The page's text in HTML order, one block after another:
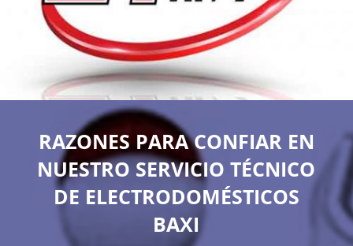
RAZONES PARA CONFIAR EN
NUESTRO SERVICIO TÉCNICO
DE ELECTRODOMÉSTICOS
BAXI